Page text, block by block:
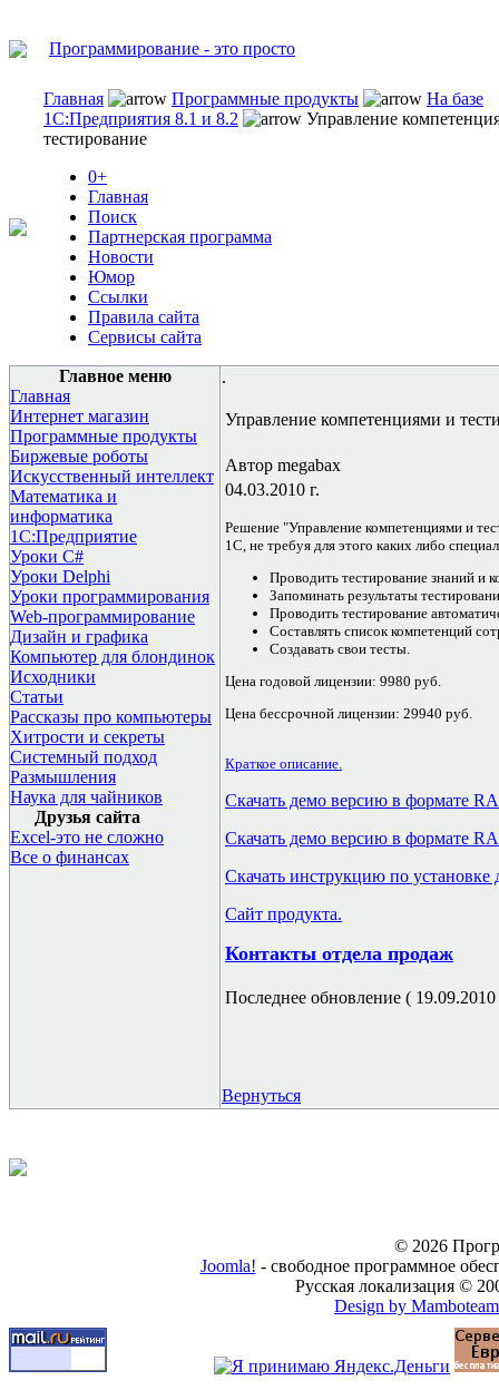
Программирование - это просто
Главная Программные продукты
На базе
1С:Предприятия 8.1 и 8.2
Управление
тестирование
0+
Главная
Поиск
Партнерская программа
Новости
Юмор
Ссылки
Правила сайта
Сервисы сайта
Главное меню
Главная
Интернет магазин
Программные продукты
Биржевые роботы
Искусственный интеллект
Математика и
информатика
1С:Предприятие
Уроки C#
Уроки Delphi
Уроки программирования
Web-программирование
Дизайн и графика
Компьютер для блондинок
Исходники
Статьи
Рассказы про компьютеры
Хитрости и секреты
Системный подход
Размышления
Наука для чайников
Друзья сайта
Excel-это не сложно
Все о финансах
.
Управление компетенциями и
Автор megabax
04.03.2010 г.
Решение "Управление компетенциями и
1С, не требуя для этого каких либо
Проводить тестирование знаний и
Запоминать результаты
Проводить тестирование
Составлять список компетенций
Создавать свои тесты.
Цена годовой лицензии: 9980 руб.
Цена бессрочной лицензии: 29940 руб.
Краткое описание.
Скачать демо версию в формате
Скачать демо версию в формате
Скачать инструкцию по установке
Сайт продукта.
Контакты отдела продаж
Последнее обновление ( 19.09.2010
Вернуться
© 2026
Joomla! - свободное программное
Русская локализация ©
Design by